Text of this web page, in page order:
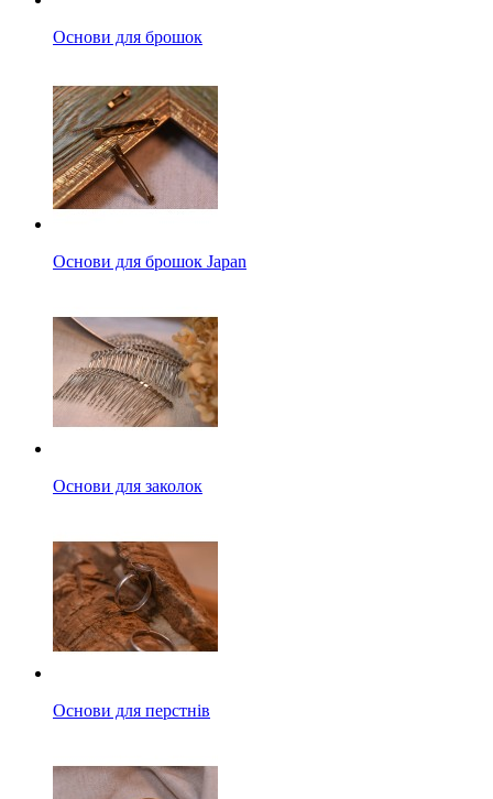
Основи для брошок
Основи для брошок Japan
Основи для заколок
Основи для перстнів